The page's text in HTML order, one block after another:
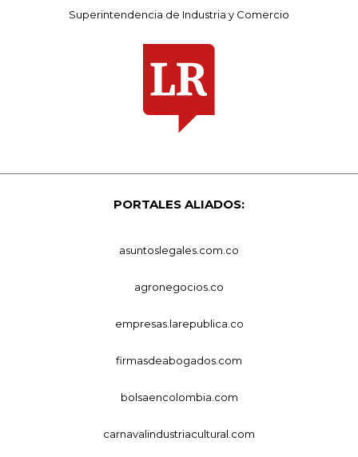
Superintendencia de Industria y Comercio
PORTALES ALIADOS:
asuntoslegales.com.co
agronegocios.co
empresas.larepublica.co
firmasdeabogados.com
bolsaencolombia.com
carnavalindustriacultural.com